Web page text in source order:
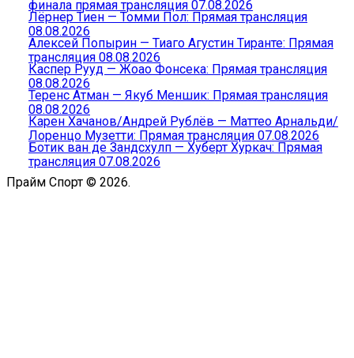
финала прямая трансляция 07.08.2026
Лёрнер Тиен — Томми Пол: Прямая трансляция
08.08.2026
Алексей Попырин — Тиаго Агустин Тиранте: Прямая
трансляция 08.08.2026
Каспер Рууд — Жоао Фонсека: Прямая трансляция
08.08.2026
Теренс Атман — Якуб Меншик: Прямая трансляция
08.08.2026
Карен Хачанов/Андрей Рублёв — Маттео Арнальди/
Лоренцо Музетти: Прямая трансляция 07.08.2026
Ботик ван де Зандсхулп — Хуберт Хуркач: Прямая
трансляция 07.08.2026
Прайм Спорт © 2026.